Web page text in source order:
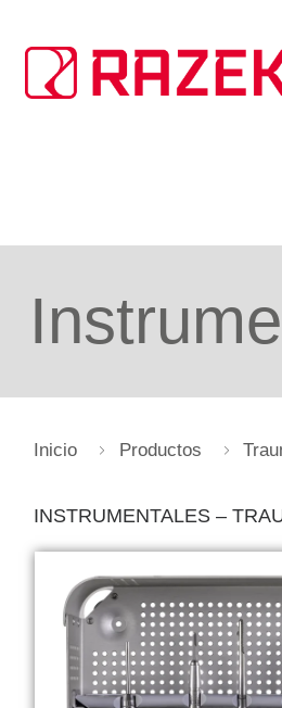
Inicio Productos
INSTRUMENTALES –